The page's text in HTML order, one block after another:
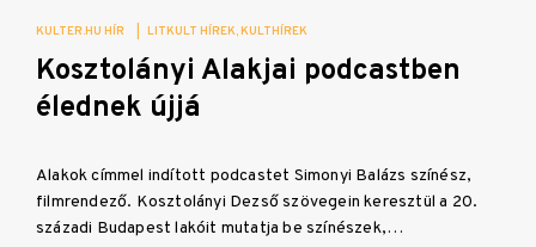
KULTER.HU HÍR LITKULT HÍREK KULTHÍREK
Kosztolányi Alakjai podcastben
élednek újjá
Alakok címmel indított podcastet Simonyi Balázs színész,
filmrendező. Kosztolányi Dezső szövegein keresztül a 20.
századi Budapest lakóit mutatja be színészek,…